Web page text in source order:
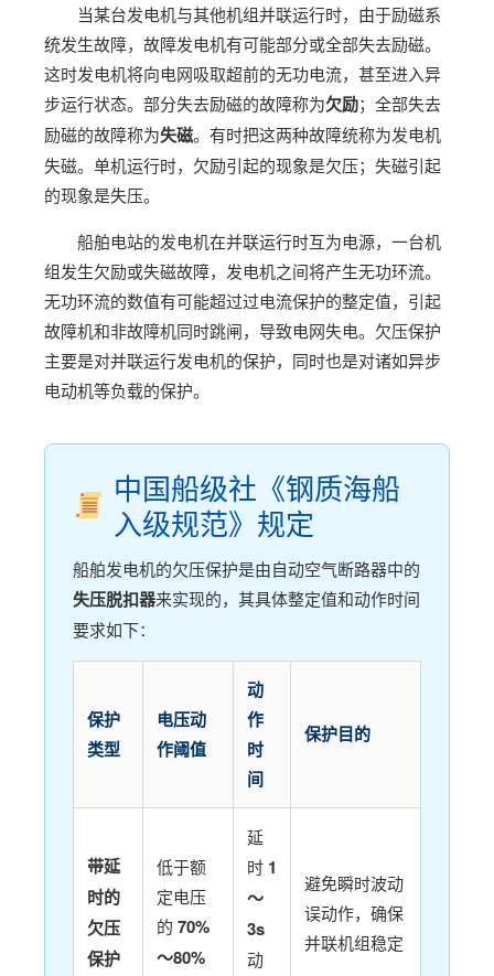
当某台发电机与其他机组并联运行时，由于励磁系
统发生故障，故障发电机有可能部分或全部失去励磁。
这时发电机将向电网吸取超前的无功电流，甚至进入异
步运行状态。部分失去励磁的故障称为欠励；全部失去
励磁的故障称为失磁。有时把这两种故障统称为发电机
失磁。单机运行时，欠励引起的现象是欠压；失磁引起
的现象是失压。
船舶电站的发电机在并联运行时互为电源，一台机
组发生欠励或失磁故障，发电机之间将产生无功环流。
无功环流的数值有可能超过过电流保护的整定值，引起
故障机和非故障机同时跳闸，导致电网失电。欠压保护
主要是对并联运行发电机的保护，同时也是对诸如异步
电动机等负载的保护。
中国船级社《钢质海船
入级规范》规定
船舶发电机的欠压保护是由自动空气断路器中的
失压脱扣器来实现的，其具体整定值和动作时间
要求如下：
保护
类型
电压动
作阈值
动
作
时
间
保护目的
带延
时的
欠压
保护
低于额
定电压
的 70%
～80%
延
时 1
～
3s
动
避免瞬时波动
误动作，确保
并联机组稳定